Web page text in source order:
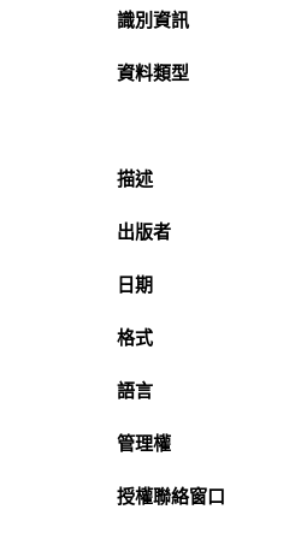
識別資訊
資料類型
描述
出版者
日期
格式
語言
管理權
授權聯絡窗口